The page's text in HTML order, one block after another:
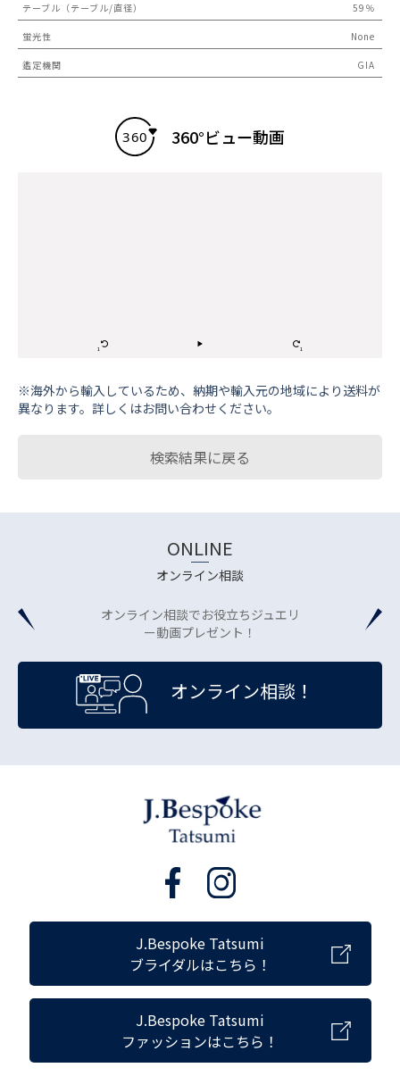
テーブル（テーブル/直径） 59％
蛍光性 None
鑑定機関 GIA
360°ビュー動画
※海外から輸⼊しているため、納期や輸⼊元の地域により送料が
異なります。詳しくはお問い合わせください。
検索結果に戻る
ONLINE
オンライン相談
オンライン相談でお役立ちジュエリ
ー動画プレゼント！
オンライン相談！
J.Bespoke Tatsumi
ブライダルはこちら！
J.Bespoke Tatsumi
ファッションはこちら！